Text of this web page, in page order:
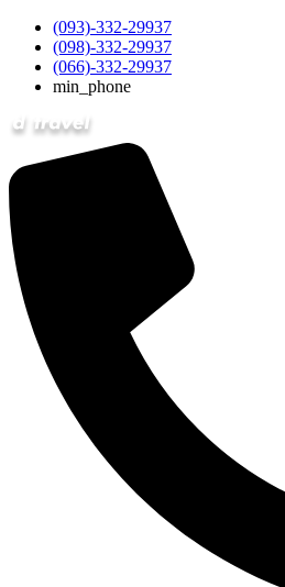
(093)-332-29937
(098)-332-29937
(066)-332-29937
min_phone